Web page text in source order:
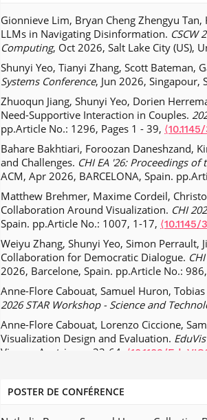
smart homes.JAISE - Journal of Ambient
Jiali Liu, James R Eagan. ADQDA: A
the ACM on Human-Computer Interaction,
Hessam Djavaherpour, Faramarz
Survey of the Physical Rendering Process.
Trevor Hogan, Uta Hinrichs, Samuel
Physicalization (part 2).IEEE Computer
Explainability: A Multidisciplinary
02506409⟩
Jiali Liu, Nadia Boukhelifa, James Eagan.
Visualization and Computer Graphics,
⟨10.1109/TVCG.2019.2934593⟩.⟨hal-
Julien Gori, Olivier Rioul, Yves Guiard.
(FITTS).ACM Transactions on Computer-
Aurélie Cohé, Bastien Liutkus, Gilles Bailly,
for Navigating Large Systems Diagrams.
⟨10.1109/TVCG.2015.2467035⟩.⟨hal-
Yves Guiard. La régressivité de l’impôt
Statistique et Société , 2014, 2 (4), pp.71-
Aeiman Gadafi, Daniel Hagimont, Laurent
Olivier Rioul, Yves Guiard. The power
Mathematics , 2013, 42, pp.65-72.
Gionnieve Lim, Bryan Cheng Zhengyu
LLMs in Navigating Disinformation. CSCW
Computing, Oct 2026, Salt Lake City (US),
Shunyi Yeo, Tianyi Zhang, Scott Bateman,
Systems Conference, Jun 2026, Singapour,
Zhuoqun Jiang, Shunyi Yeo, Dorien
Need-Supportive Interaction in Couples.
pp.Article No.: 1296, Pages 1 - 39,
Bahare Bakhtiari, Foroozan Daneshzand,
and Challenges. CHI EA '26: Proceedings
ACM, Apr 2026, BARCELONA, Spain.
Matthew Brehmer, Maxime Cordeil,
Collaboration Around Visualization. CHI
Spain. pp.Article No.: 1007, 1-17, ⟨10.1145/
Weiyu Zhang, Shunyi Yeo, Simon
Collaboration for Democratic Dialogue.
2026, Barcelone, Spain. pp.Article No.:
Anne-Flore Cabouat, Samuel Huron,
2026 STAR Workshop - Science and
Anne-Flore Cabouat, Lorenzo Ciccione,
Visualization Design and Evaluation.
Vienne, Austria. pp.33-64,
⟨10.1109/
Conference (VIS) 2025, Nov 2025, Vienne,
POSTER DE CONFÉRENCE